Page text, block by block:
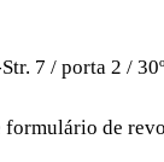
7 / porta 2 /
de